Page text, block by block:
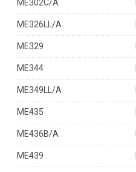
ME302C/A
ME326LL/A
ME329
ME344
ME349LL/A
ME435
ME436B/A
ME439